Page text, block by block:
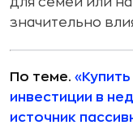
значительно
По теме.
инвестиции в
источник